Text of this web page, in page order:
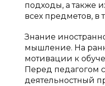
подходы, а также
всех предметов, в
Знание
мышление. На
мотивации к
Перед педагогом
деятельностный